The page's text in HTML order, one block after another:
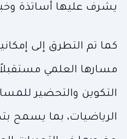
يشرف عليها أساتذة
كما تم التطرق إلى
مسارها العلمي مستقبلاً
التكوين والتحضير
الرياضيات، بما يسمح